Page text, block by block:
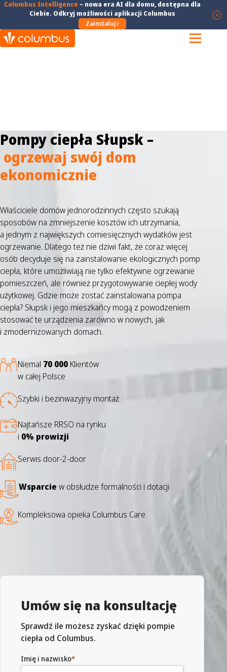
Columbus Intelligence – nowa era AI dla domu, dostępna dla
Ciebie. Odkryj możliwości aplikacji Columbus
Zainstaluj
Pompy ciepła Słupsk –
ogrzewaj swój dom
ekonomicznie
Właściciele domów jednorodzinnych często szukają
sposobów na zmniejszenie kosztów ich utrzymania,
a jednym z największych comiesięcznych wydatków jest
ogrzewanie. Dlatego też nie dziwi fakt, że coraz więcej
osób decyduje się na zainstalowanie ekologicznych pomp
ciepła, które umożliwiają nie tylko efektywne ogrzewanie
pomieszczeń, ale również przygotowywanie ciepłej wody
użytkowej. Gdzie może zostać zainstalowana pompa
ciepła? Słupsk i jego mieszkańcy mogą z powodzeniem
stosować te urządzenia zarówno w nowych, jak
i zmodernizowanych domach.
Niemal 70 000 Klientów
w całej Polsce
Szybki i bezinwazyjny montaż
Najtańsze RRSO na rynku
i 0% prowizji
Serwis door-2-door
Wsparcie w obsłudze formalności i dotacji
Kompleksowa opieka Columbus Care
Umów się na konsultację
Sprawdź ile możesz zyskać dzięki pompie
ciepła od Columbus.
Imię i nazwisko*